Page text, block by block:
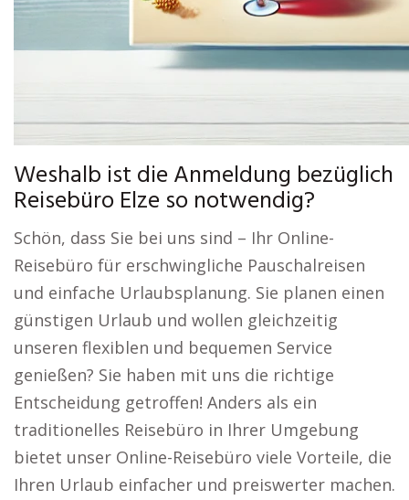
Weshalb ist die Anmeldung bezüglich
Reisebüro Elze so notwendig?
Schön, dass Sie bei uns sind – Ihr Online-
Reisebüro für erschwingliche Pauschalreisen
und einfache Urlaubsplanung. Sie planen einen
günstigen Urlaub und wollen gleichzeitig
unseren flexiblen und bequemen Service
genießen? Sie haben mit uns die richtige
Entscheidung getroffen! Anders als ein
traditionelles Reisebüro in Ihrer Umgebung
bietet unser Online-Reisebüro viele Vorteile, die
Ihren Urlaub einfacher und preiswerter machen.